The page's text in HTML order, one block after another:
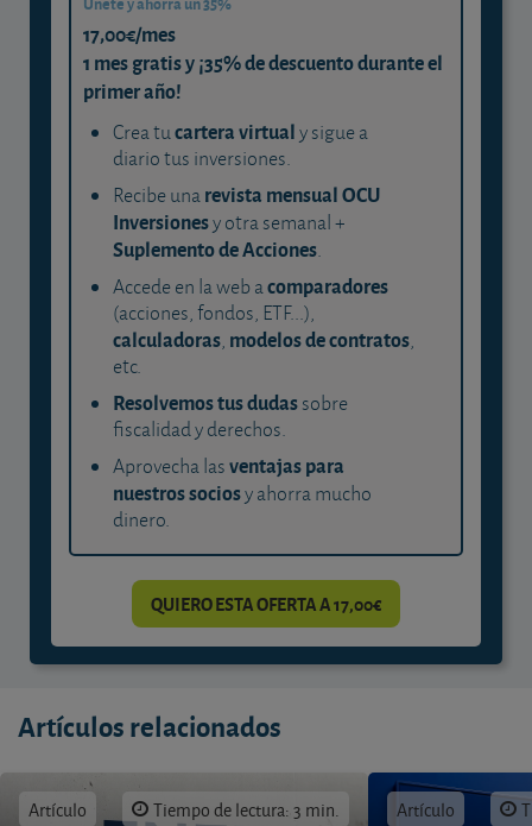
17,00€/mes
1 mes gratis y ¡35% de descuento durante el
primer año!
Crea tucartera virtualy sigue a
diario tus inversiones.
Recibe unarevista mensual OCU
Inversionesy otra semanal +
Suplemento de Acciones.
Accede en la web acomparadores
(acciones, fondos, ETF...),
calculadoras, modelos de contratos,
etc.
Resolvemos tus dudassobre
fiscalidad y derechos.
Aprovecha lasventajas para
nuestros sociosy ahorra mucho
dinero.
QUIERO ESTA OFERTA A 17,00€
Artículos relacionados
Artículo Tiempo de lectura: 3 min. Artículo